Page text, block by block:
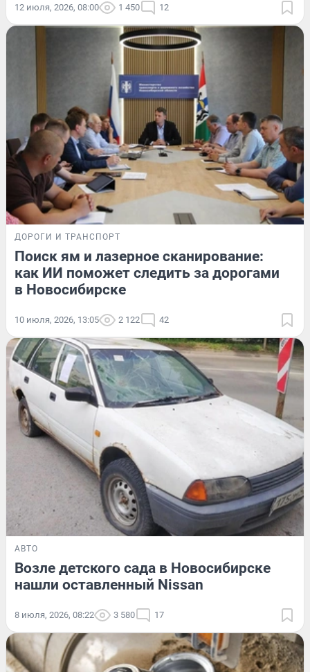
12 июля, 2026, 08:00 1 450 12
ДОРОГИ И ТРАНСПОРТ
Поиск ям и лазерное сканирование:
как ИИ поможет следить за дорогами
в Новосибирске
10 июля, 2026, 13:05 2 122 42
АВТО
Возле детского сада в Новосибирске
нашли оставленный Nissan
8 июля, 2026, 08:22 3 580 17